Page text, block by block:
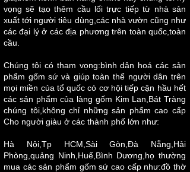
vọng sẽ tạo thêm cầu lối trực tiếp từ nhà sản
xuất tới người tiêu dùng,các nhà vườn cũng như
các đại lý ở các địa phương trên toàn quốc,toàn
cầu.
Chúng tôi có tham vọng:bình dân hoá các sản
phẩm gốm sứ và giúp toàn thể người dân trên
mọi miền của tổ quốc có cơ hội tiếp cận hầu hết
các sản phẩm của làng gốm Kim Lan,Bát Tràng
chúng tôi,không chỉ những sản phẩm cao cấp
Cho người giàu ở các thành phố lớn như:
Hà Nội,Tp HCM,Sài Gòn,Đà Nẵng,Hải
Phòng,quảng Ninh,Huế,Bình Dương,họ thường
mua các sản phẩm gốm sứ cao cấp như:đồ thờ